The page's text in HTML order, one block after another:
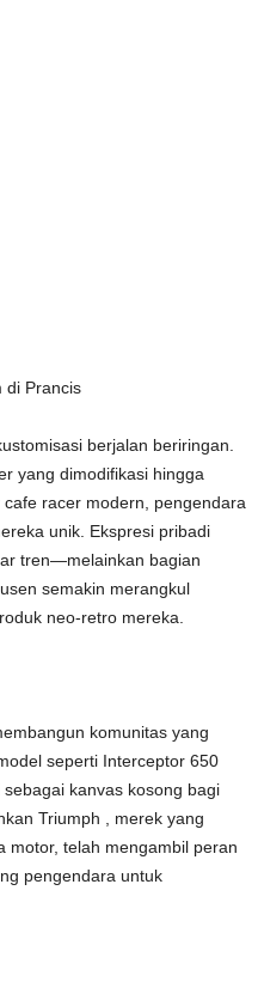
di Prancis
berjalan beriringan.
yang dimodifikasi hingga
racer modern, pengendara
unik. Ekspresi pribadi
tren—melainkan bagian
semakin merangkul
neo-retro mereka.
komunitas yang
seperti Interceptor 650
kanvas kosong bagi
Triumph , merek yang
motor, telah mengambil peran
pengendara untuk